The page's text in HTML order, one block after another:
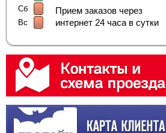
Сб
Вс
Прием заказов через
интернет 24 часа в сутки